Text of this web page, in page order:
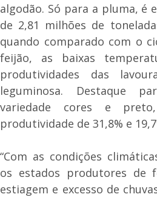
algodão. Só para a pluma, é
de 2,81 milhões de
quando comparado com o
feijão, as baixas
produtividades das
leguminosa. Destaque
variedade cores e
produtividade de 31,8% e
“Com as condições
os estados produtores de
estiagem e excesso de